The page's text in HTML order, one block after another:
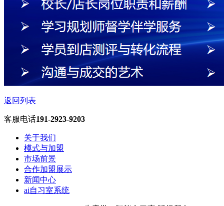
返回列表
客服电话191-2923-9203
关于我们
模式与加盟
市场前景
合作加盟展示
新闻中心
ai自习室系统